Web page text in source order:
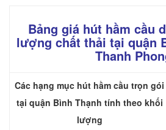
Bảng giá hút hầm cầu
lượng chất thải tại quận
Thanh
Các hạng mục hút hầm cầu trọn gói
tại quận Bình Thạnh tính theo khối
lượng